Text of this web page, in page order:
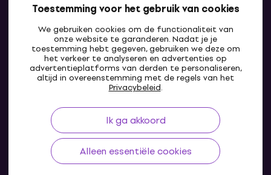
Toestemming voor het gebruik van cookies
We gebruiken cookies om de functionaliteit van
onze website te garanderen. Nadat je je
toestemming hebt gegeven, gebruiken we deze om
het verkeer te analyseren en advertenties op
advertentieplatforms van derden te personaliseren,
altijd in overeenstemming met de regels van het
Privacybeleid.
Ik ga akkoord
Alleen essentiële cookies
NL